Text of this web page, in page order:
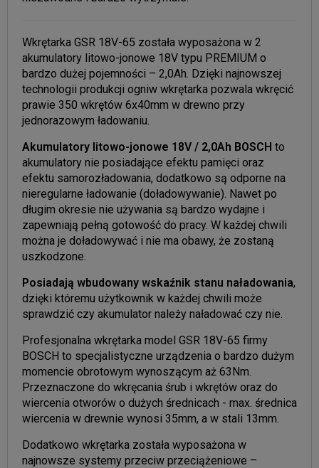
Wkrętarka GSR 18V-65 została wyposażona w 2
akumulatory litowo-jonowe 18V typu PREMIUM o
bardzo dużej pojemności – 2,0Ah. Dzięki najnowszej
technologii produkcji ogniw wkrętarka pozwala wkręcić
prawie 350 wkrętów 6x40mm w drewno przy
jednorazowym ładowaniu.
Akumulatory litowo-jonowe 18V / 2,0Ah BOSCH to
akumulatory nie posiadające efektu pamięci oraz
efektu samorozładowania, dodatkowo są odporne na
nieregularne ładowanie (doładowywanie). Nawet po
długim okresie nie używania są bardzo wydajne i
zapewniają pełną gotowość do pracy. W każdej chwili
można je doładowywać i nie ma obawy, że zostaną
uszkodzone.
Posiadają wbudowany wskaźnik stanu naładowania,
dzięki któremu użytkownik w każdej chwili może
sprawdzić czy akumulator należy naładować czy nie.
Profesjonalna wkrętarka model GSR 18V-65 firmy
BOSCH to specjalistyczne urządzenia o bardzo dużym
momencie obrotowym wynoszącym aż 63Nm.
Przeznaczone do wkręcania śrub i wkrętów oraz do
wiercenia otworów o dużych średnicach - max. średnica
wiercenia w drewnie wynosi 35mm, a w stali 13mm.
Dodatkowo wkrętarka została wyposażona w
najnowsze systemy przeciw przeciążeniowe –